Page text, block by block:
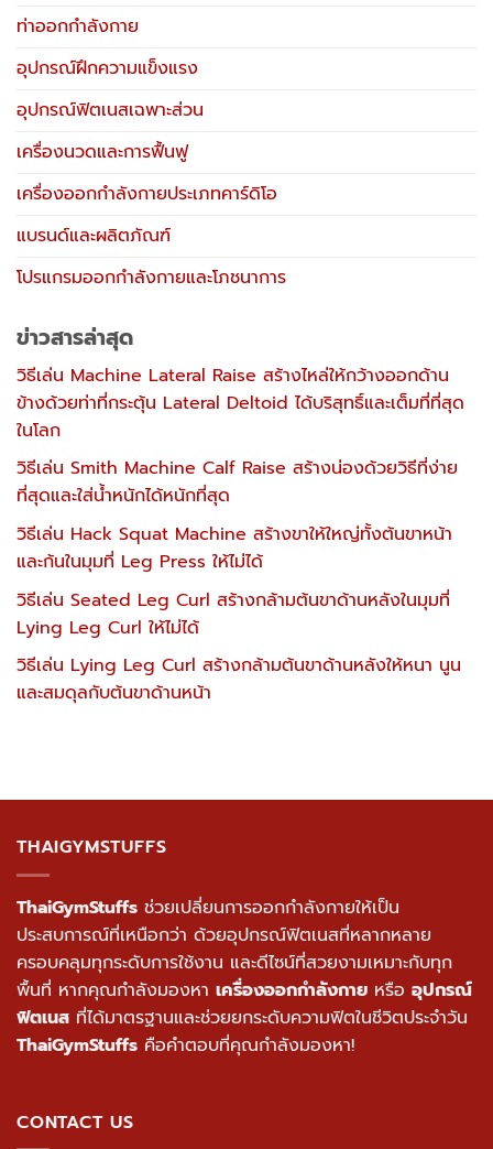
ท่าออกกำลังกาย
อุปกรณ์ฝึกความแข็งแรง
อุปกรณ์ฟิตเนสเฉพาะส่วน
เครื่องนวดและการฟื้นฟู
เครื่องออกกำลังกายประเภทคาร์ดิโอ
แบรนด์และผลิตภัณฑ์
โปรแกรมออกกำลังกายและโภชนาการ
ข่าวสารล่าสุด
วิธีเล่น Machine Lateral Raise สร้างไหล่ให้กว้างออกด้าน
ข้างด้วยท่าที่กระตุ้น Lateral Deltoid ได้บริสุทธิ์และเต็มที่ที่สุด
ในโลก
วิธีเล่น Smith Machine Calf Raise สร้างน่องด้วยวิธีที่ง่าย
ที่สุดและใส่น้ำหนักได้หนักที่สุด
วิธีเล่น Hack Squat Machine สร้างขาให้ใหญ่ทั้งต้นขาหน้า
และก้นในมุมที่ Leg Press ให้ไม่ได้
วิธีเล่น Seated Leg Curl สร้างกล้ามต้นขาด้านหลังในมุมที่
Lying Leg Curl ให้ไม่ได้
วิธีเล่น Lying Leg Curl สร้างกล้ามต้นขาด้านหลังให้หนา นูน
และสมดุลกับต้นขาด้านหน้า
THAIGYMSTUFFS
ThaiGymStuffs ช่วยเปลี่ยนการออกกำลังกายให้เป็น
ประสบการณ์ที่เหนือกว่า ด้วยอุปกรณ์ฟิตเนสที่หลากหลาย
ครอบคลุมทุกระดับการใช้งาน และดีไซน์ที่สวยงามเหมาะกับทุก
พื้นที่ หากคุณกำลังมองหา เครื่องออกกำลังกาย หรือ อุปกรณ์
ฟิตเนส ที่ได้มาตรฐานและช่วยยกระดับความฟิตในชีวิตประจำวัน
ThaiGymStuffs คือคำตอบที่คุณกำลังมองหา!
CONTACT US